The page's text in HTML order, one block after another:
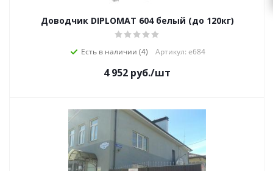
Доводчик DIPLOMAT 604 белый (до 120кг)
Есть в наличии (4) Артикул: е684
4 952 руб./шт